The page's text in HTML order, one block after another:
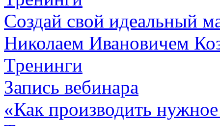
Создай свой идеальный
Николаем Ивановичем
Тренинги
Запись вебинара
«Как производить